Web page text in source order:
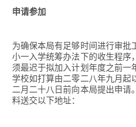
申请参加
为确保本局有足够时间进行审
小一入学统筹办法下的收生程序
须最迟于拟加入计划年度之前一
学校如打算由二零二八年九月起
二月二十八日前向本局提出申请
料送交以下地址：